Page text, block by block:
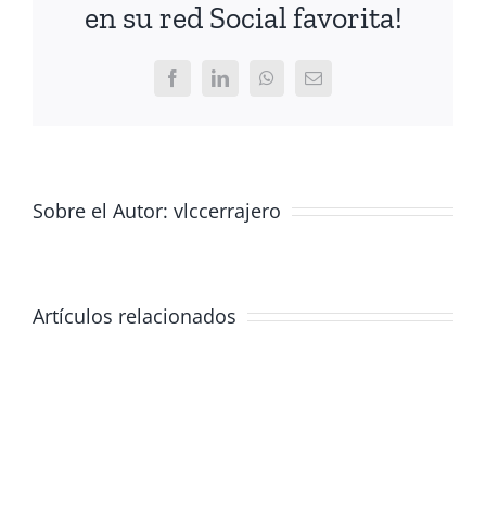
en su red Social favorita!
FacebookLinkedInWhatsAppCorreo
Sobre el Autor: vlccerrajero
Artículos relacionados